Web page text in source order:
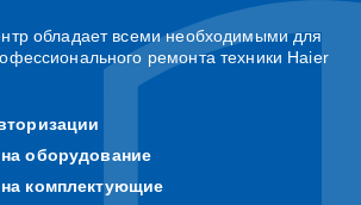
обладает всеми необходимыми для
ремонта техники Haier
оборудование
комплектующие